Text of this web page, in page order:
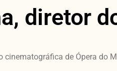
diretor
de Ópera do